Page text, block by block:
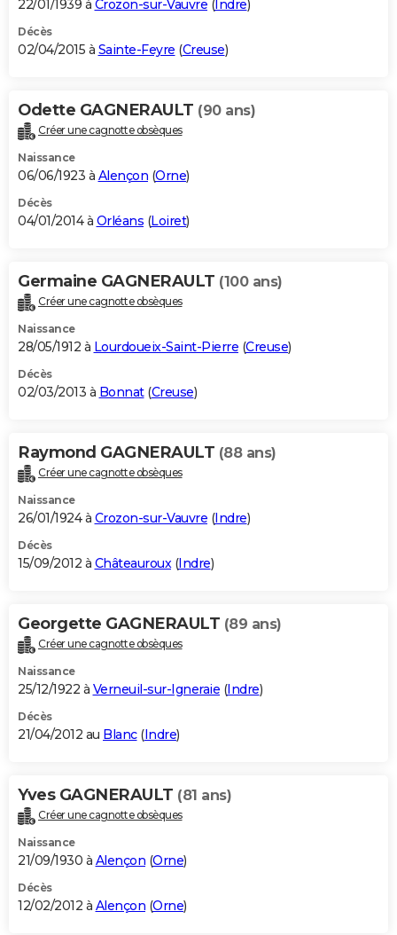
22/01/1939 à Crozon-sur-Vauvre ( Indre)
Décès
02/04/2015 à Sainte-Feyre (Creuse)
Odette GAGNERAULT (90 ans)
Créer une cagnotte obsèques
Naissance
06/06/1923 à Alençon (Orne)
Décès
04/01/2014 à Orléans (Loiret)
Germaine GAGNERAULT (100 ans)
Créer une cagnotte obsèques
Naissance
28/05/1912 à Lourdoueix-Saint-Pierre (Creuse)
Décès
02/03/2013 à Bonnat(Creuse)
Raymond GAGNERAULT (88 ans)
Créer une cagnotte obsèques
Naissance
26/01/1924 à Crozon-sur-Vauvre (Indre)
Décès
15/09/2012 à Châteauroux(Indre)
Georgette GAGNERAULT (89 ans)
Créer une cagnotte obsèques
Naissance
25/12/1922 à Verneuil-sur-Igneraie (Indre)
Décès
21/04/2012 au Blanc(Indre)
Yves GAGNERAULT (81 ans)
Créer une cagnotte obsèques
Naissance
21/09/1930 à Alençon (Orne)
Décès
12/02/2012 à Alençon (Orne)